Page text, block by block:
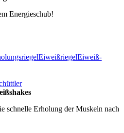
Energieschub!
EiweißriegelEiweiß-
schnelle Erholung der Muskeln nach